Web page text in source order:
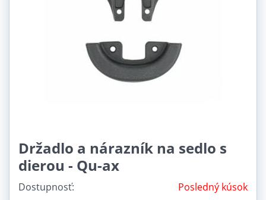
Držadlo a nárazník na sedlo s
dierou - Qu-ax
Dostupnosť: Posledný kúsok